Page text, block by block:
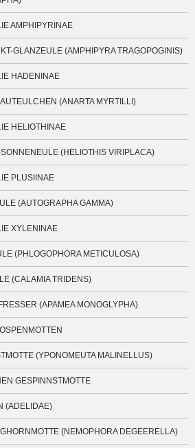
AMPHIPYRINAE
GLANZEULE (AMPHIPYRA TRAGOPOGINIS)
HADENINAE
(ANARTA MYRTILLI)
HELIOTHINAE
(HELIOTHIS VIRIPLACA)
PLUSIINAE
(AUTOGRAPHA GAMMA)
XYLENINAE
(PHLOGOPHORA METICULOSA)
(CALAMIA TRIDENS)
(APAMEA MONOGLYPHA)
(YPONOMEUTA MALINELLUS)
GESPINNSTMOTTE
(ADELIDAE)
(NEMOPHORA DEGEERELLA)